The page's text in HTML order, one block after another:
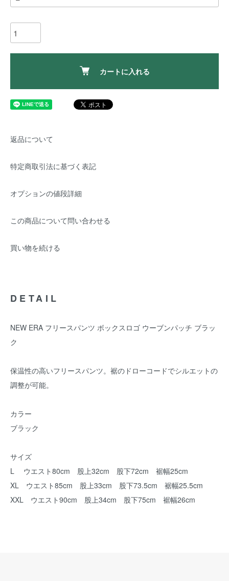
カートに入れる
返品について
特定商取引法に基づく表記
オプションの値段詳細
この商品について問い合わせる
買い物を続ける
DETAIL
NEW ERA フリースパンツ ボックスロゴ ウーブンパッチ ブラッ
ク
保温性の高いフリースパンツ。裾のドローコードでシルエットの
調整が可能。
カラー
ブラック
サイズ
L ウエスト80cm 股上32cm 股下72cm 裾幅25cm
XL ウエスト85cm 股上33cm 股下73.5cm 裾幅25.5cm
XXL ウエスト90cm 股上34cm 股下75cm 裾幅26cm